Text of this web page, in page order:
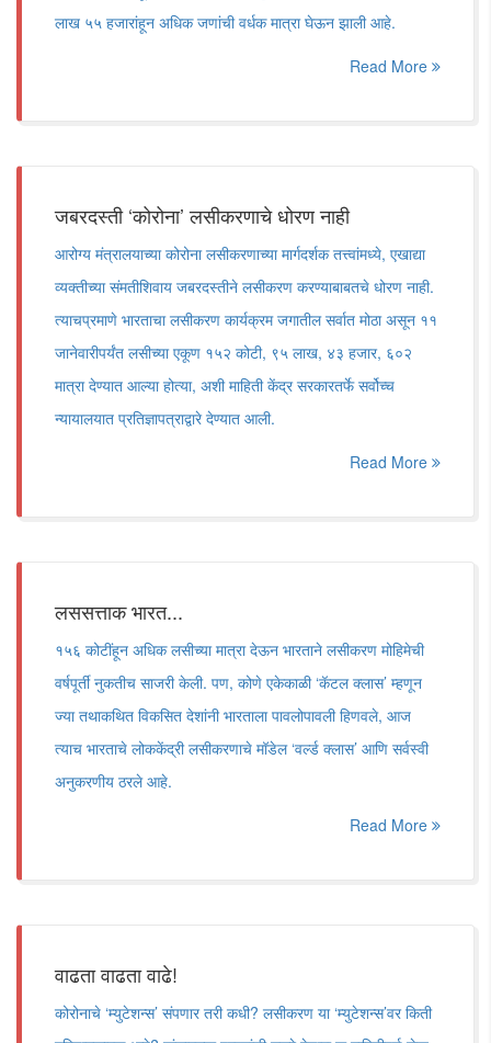
लाख ५५ हजारांहून अधिक जणांची वर्धक मात्रा घेऊन झाली आहे.
Read More
जबरदस्ती ‘कोरोना’ लसीकरणाचे धोरण नाही
आरोग्य मंत्रालयाच्या कोरोना लसीकरणाच्या मार्गदर्शक तत्त्वांमध्ये, एखाद्या
व्यक्तीच्या संमतीशिवाय जबरदस्तीने लसीकरण करण्याबाबतचे धोरण नाही.
त्याचप्रमाणे भारताचा लसीकरण कार्यक्रम जगातील सर्वात मोठा असून ११
जानेवारीपर्यंत लसीच्या एकूण १५२ कोटी, ९५ लाख, ४३ हजार, ६०२
मात्रा देण्यात आल्या होत्या, अशी माहिती केंद्र सरकारतर्फे सर्वोच्च
न्यायालयात प्रतिज्ञापत्राद्वारे देण्यात आली.
Read More
लससत्ताक भारत...
१५६ कोटींहून अधिक लसीच्या मात्रा देऊन भारताने लसीकरण मोहिमेची
वर्षपूर्ती नुकतीच साजरी केली. पण, कोणे एकेकाळी ‘कॅटल क्लास’ म्हणून
ज्या तथाकथित विकसित देशांनी भारताला पावलोपावली हिणवले, आज
त्याच भारताचे लोककेंद्री लसीकरणाचे मॉडेल ‘वर्ल्ड क्लास’ आणि सर्वस्वी
अनुकरणीय ठरले आहे.
Read More
वाढता वाढता वाढे!
कोरोनाचे ‘म्युटेशन्स’ संपणार तरी कधी? लसीकरण या ‘म्युटेशन्स’वर किती